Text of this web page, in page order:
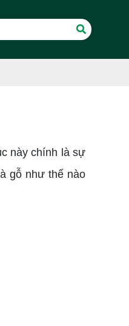
này chính là sự
gỗ như thế nào